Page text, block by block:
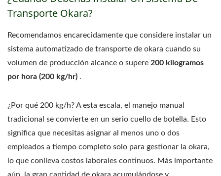
Transporte Okara?
Recomendamos encarecidamente que considere instalar un
sistema automatizado de transporte de okara cuando su
volumen de producción alcance o supere 200 kilogramos
por hora (200 kg/hr) .
¿Por qué 200 kg/h? A esta escala, el manejo manual
tradicional se convierte en un serio cuello de botella. Esto
significa que necesitas asignar al menos uno o dos
empleados a tiempo completo solo para gestionar la okara,
lo que conlleva costos laborales continuos. Más importante